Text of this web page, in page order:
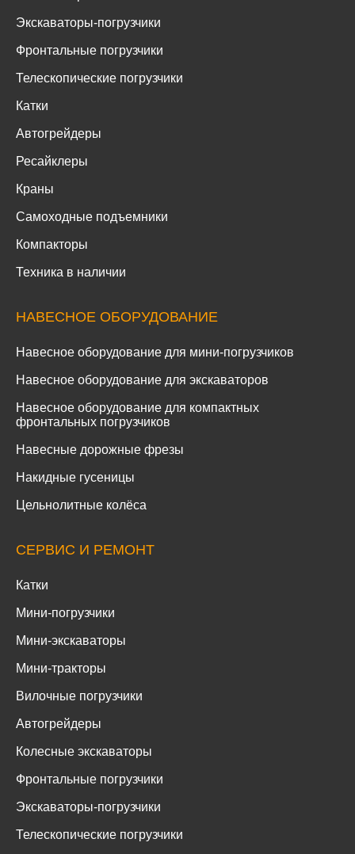
Экскаваторы-погрузчики
Фронтальные погрузчики
Телескопические погрузчики
Катки
Автогрейдеры
Ресайклеры
Краны
Самоходные подъемники
Компакторы
Техника в наличии
НАВЕСНОЕ ОБОРУДОВАНИЕ
Навесное оборудование для мини-погрузчиков
Навесное оборудование для экскаваторов
Навесное оборудование для компактных
фронтальных погрузчиков
Навесные дорожные фрезы
Накидные гусеницы
Цельнолитные колёса
СЕРВИС И РЕМОНТ
Катки
Мини-погрузчики
Мини-экскаваторы
Мини-тракторы
Вилочные погрузчики
Автогрейдеры
Колесные экскаваторы
Фронтальные погрузчики
Экскаваторы-погрузчики
Телескопические погрузчики